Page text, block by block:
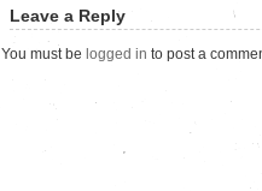
Leave a Reply
You must be logged in to post a